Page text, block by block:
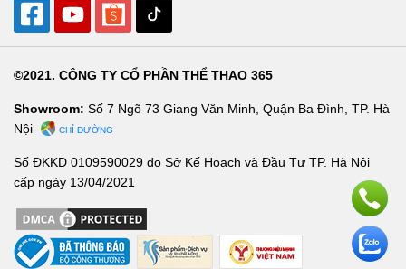
©2021. CÔNG TY CỔ PHẦN THỂ THAO 365
Showroom: Số 7 Ngõ 73 Giang Văn Minh, Quận Ba Đình, TP. Hà
Nội
CHỈ ĐƯỜNG
Số ĐKKD 0109590029 do Sở Kế Hoạch và Đầu Tư TP. Hà Nội
cấp ngày 13/04/2021